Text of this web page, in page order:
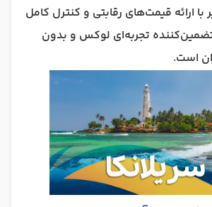
ارائه قیمت‌های رقابتی و کنترل کامل
تجربه‌ای لوکس و بدون
است.